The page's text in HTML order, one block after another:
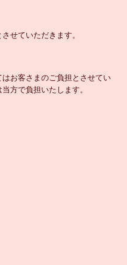
せていただきます。
お客さまのご負担とさせてい
方で負担いたします。